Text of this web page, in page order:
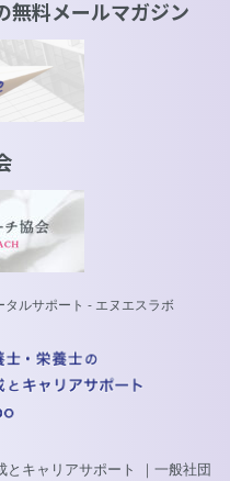
無料メールマガジン
ルサポート - エヌエスラボ
キャリアサポート ｜一般社団